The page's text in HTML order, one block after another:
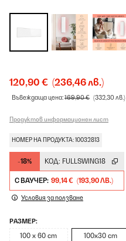
120,90 € (236,46 лв.)
Въвеждаща цена:169,90 € (332,30 лв.)
Продуктов информационен лист
НОМЕР НА ПРОДУКТА: 10032813
-18% КОД: FULLSWING18
С ВАУЧЕР: 99,14 € (193,90 ЛВ.)
Условия за ползване
РАЗМЕР:
100 x 60 cm 100x30 cm